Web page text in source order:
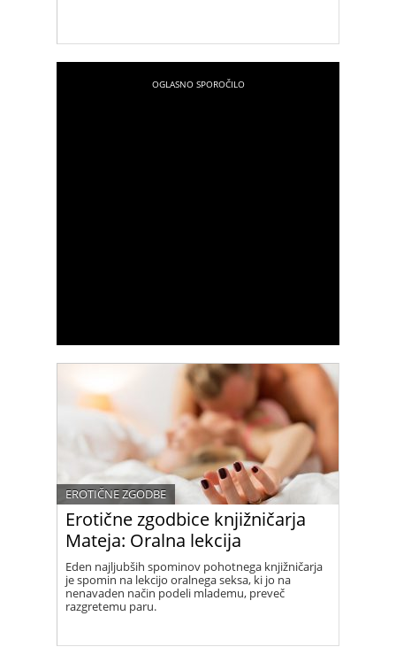
Erotične zgodbice knjižničarja
Mateja: Oralna lekcija
EROTIČNE ZGODBE
Eden najljubših spominov pohotnega knjižničarja
je spomin na lekcijo oralnega seksa, ki jo na
nenavaden način podeli mlademu, preveč
razgretemu paru.